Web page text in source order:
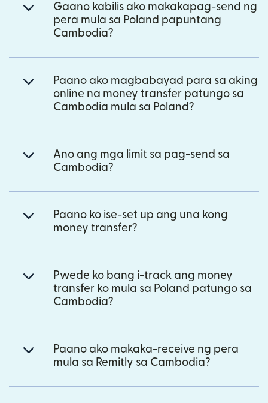
Gaano kabilis ako makakapag-send ng
pera mula sa Poland papuntang
Cambodia?
Paano ako magbabayad para sa aking
online na money transfer patungo sa
Cambodia mula sa Poland?
Ano ang mga limit sa pag-send sa
Cambodia?
Paano ko ise-set up ang una kong
money transfer?
Pwede ko bang i-track ang money
transfer ko mula sa Poland patungo sa
Cambodia?
Paano ako makaka-receive ng pera
mula sa Remitly sa Cambodia?